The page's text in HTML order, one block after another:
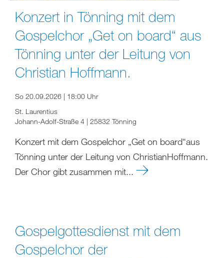
Konzert in Tönning mit dem
Gospelchor „Get on board“ aus
Tönning unter der Leitung von
Christian Hoffmann.
So 20.09.2026 | 18:00 Uhr
St. Laurentius
Johann-Adolf-Straße 4 | 25832 Tönning
Konzert mit dem Gospelchor „Get on board“aus
Tönning unter der Leitung von ChristianHoffmann.
Der Chor gibt zusammen mit...
Gospelgottesdienst mit dem
Gospelchor der